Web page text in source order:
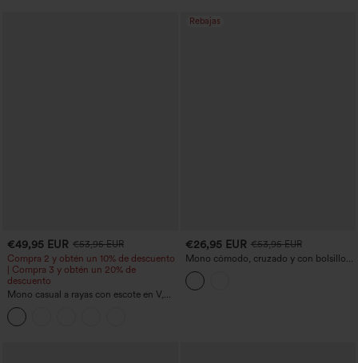
€49,95 EUR €53,95 EUR
Compra 2 y obtén un 10% de descuento
| Compra 3 y obtén un 20% de
descuento
Mono casual a rayas con escote en V,
sin mangas, sujetador incorporado y
bolsillos - Edición Easy Peezy
Rebajas
€26,95 EUR €53,95 EUR
Mono cómodo, cruzado y con bolsillos
— versión Easy Peezy